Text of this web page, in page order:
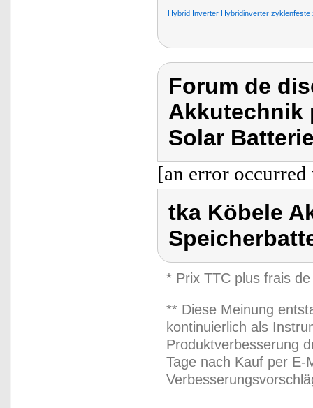
Hybrid Inverter Hybridinverter zyklenfeste
Forum de
Akkutechnik
Solar
[an error
tka Köbele
* Prix TTC plus frais
** Diese Meinung
kontinuierlich als
Produktverbesserung
Tage nach Kauf per E-